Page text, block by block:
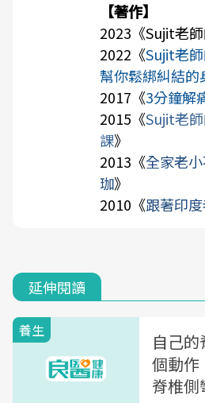
【著作】
2023《Sujit老
2022《Sujit老
幫你鬆綁糾結的
2017《3分鐘解
2015《Sujit老
課》
2013《全家老
珈》
2010《跟著印
延伸閱讀
養生
自己
個動作
脊椎側